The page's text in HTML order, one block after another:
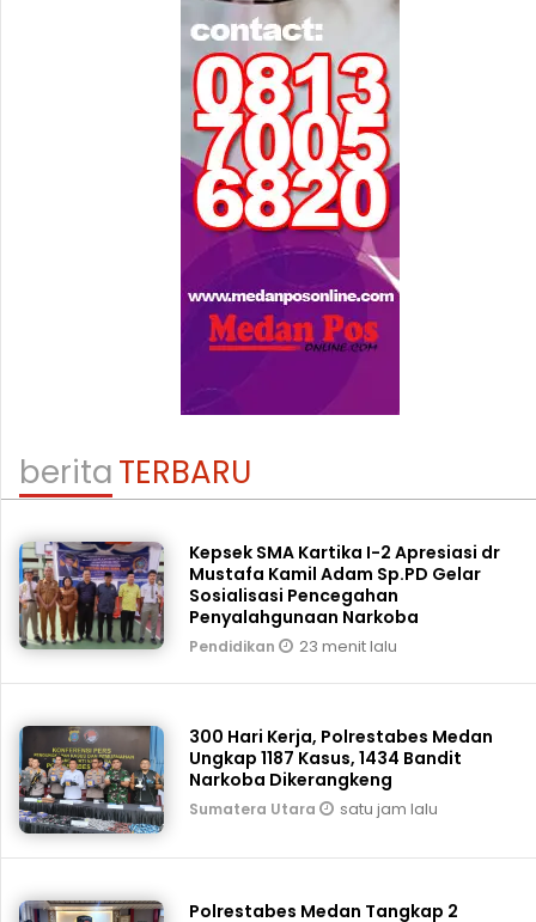
beritaTERBARU
Kepsek SMA Kartika I-2 Apresiasi dr
Mustafa Kamil Adam Sp.PD Gelar
Sosialisasi Pencegahan
Penyalahgunaan Narkoba
Pendidikan 23 menit lalu
300 Hari Kerja, Polrestabes Medan
Ungkap 1187 Kasus, 1434 Bandit
Narkoba Dikerangkeng
Sumatera Utara satu jam lalu
Polrestabes Medan Tangkap 2